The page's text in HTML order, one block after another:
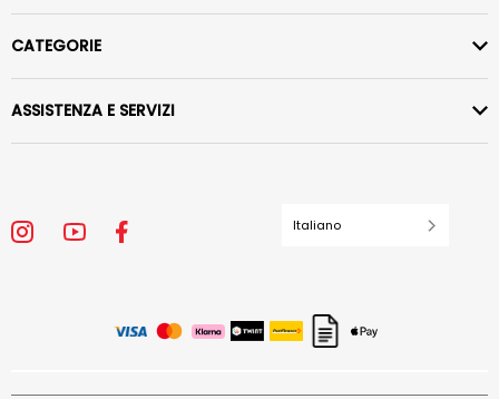
CATEGORIE
ASSISTENZA E SERVIZI
Italiano